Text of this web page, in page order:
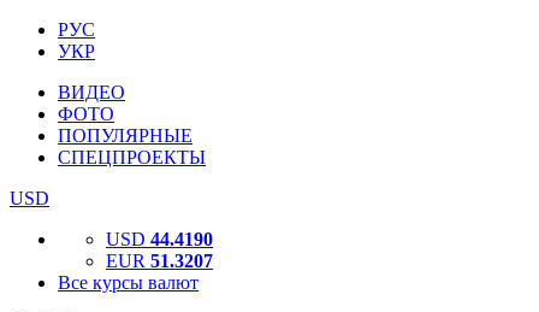
РУС
УКР
ВИДЕО
ФОТО
ПОПУЛЯРНЫЕ
СПЕЦПРОЕКТЫ
USD
USD 44.4190
EUR 51.3207
Все курсы валют